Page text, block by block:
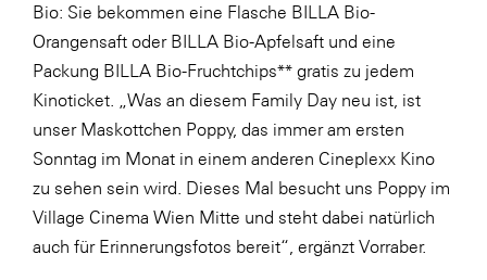
Sony DADC
SPIEGLTEC
STIHL Tirol
Trend Micro
TAG GmbH
VALETTA
Verband Druck Medien Österreich
Bio: Sie bekommen eine Flasche BILLA Bio-
Orangensaft oder BILLA Bio-Apfelsaft und eine
Packung BILLA Bio-Fruchtchips** gratis zu jedem
Kinoticket. „Was an diesem Family Day neu ist, ist
unser Maskottchen Poppy, das immer am ersten
Sonntag im Monat in einem anderen Cineplexx Kino
zu sehen sein wird. Dieses Mal besucht uns Poppy im
Village Cinema Wien Mitte und steht dabei natürlich
auch für Erinnerungsfotos bereit“, ergänzt Vorraber.